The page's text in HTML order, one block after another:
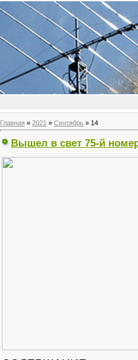
Главная » 2021 » Сентябрь » 14
Вышел в свет 75-й